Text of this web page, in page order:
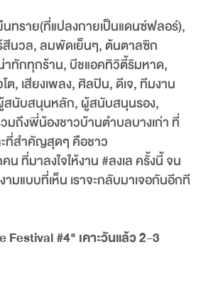
ทราย(ที่แปลงกายเป็นแดนซ์ฟลอร์),
นวล, ลมพัดเย็นๆ, ต้นตาลซิก
าทักทุกร้าน, บีชแอคทิวิตี้ริมหาด,
, เสียงเพลง, ศิลปิน, ดีเจ, ทีมงาน
สนับสนุนหลัก, ผู้สนับสนุนรอง,
มถึงพี่น้องชาวบ้านตำบลบางเก่า ที่
ะที่สำคัญสุดๆ คือชาว
น ที่มาลงใจให้งาน#ลงเล ครั้งนี้ จน
มแบบที่เห็น เราจะกลับมาเจอกันอีกที
Festival #4" เคาะวันแล้ว 2-3